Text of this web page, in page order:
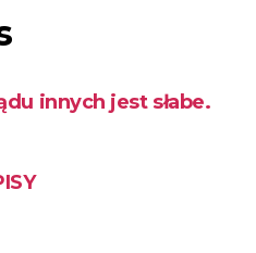
innych jest słabe.